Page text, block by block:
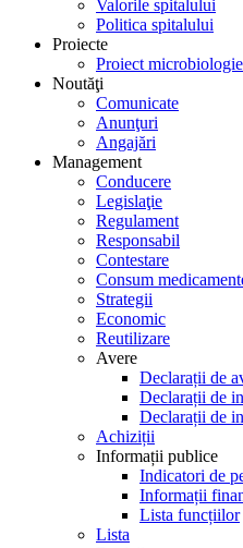
Valorile spitalului
Politica spitalului
Proiecte
Proiect microbiologie
Noutăţi
Comunicate
Anunţuri
Angajări
Management
Conducere
Legislaţie
Regulament
Responsabil
Contestare
Consum
Strategii
Economic
Reutilizare
Avere
Declarații de
Declarații de
Declarații de
Achiziții
Informații publice
Indicatori de
Informații
Lista funcțiilor
Lista